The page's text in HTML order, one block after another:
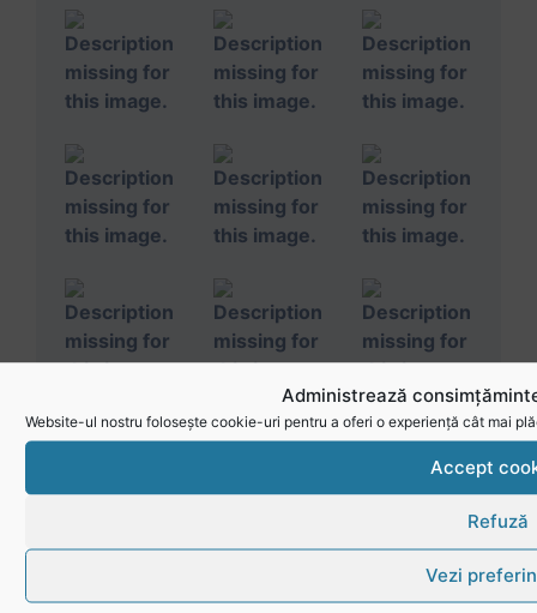
Administrează
Website-ul nostru folosește cookie-uri pentru a oferi o experiență cât mai
Accept
Refuză
Vezi